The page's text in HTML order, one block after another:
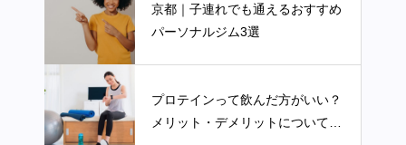
京都｜子連れでも通えるおすすめ
パーソナルジム3選
プロテインって飲んだ方がいい？
メリット・デメリットについてを